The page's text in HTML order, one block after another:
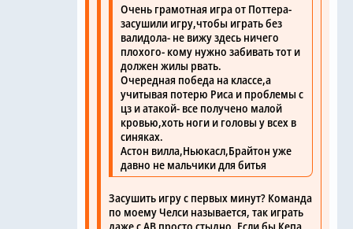
Очень грамотная игра от Поттера-
засушили игру,чтобы играть без
валидола- не вижу здесь ничего
плохого- кому нужно забивать тот и
должен жилы рвать.
Очередная победа на классе,а
учитывая потерю Риса и проблемы с
цз и атакой- все получено малой
кровью,хоть ноги и головы у всех в
синяках.
Астон вилла,Ньюкасл,Брайтон уже
давно не мальчики для битья
Засушить игру с первых минут? Команда
по моему Челси называется, так играть
даже с АВ просто стыдно. Если бы Кепа